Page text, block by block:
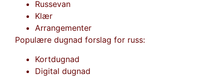
Russevan
Klær
Arrangementer
Populære dugnad forslag for russ:
Kortdugnad
Digital dugnad